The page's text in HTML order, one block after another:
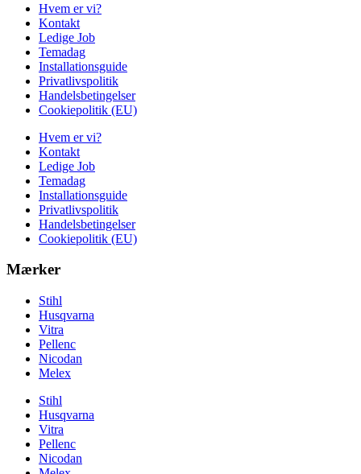
Hvem er vi?
Kontakt
Ledige Job
Temadag
Installationsguide
Privatlivspolitik
Handelsbetingelser
Cookiepolitik (EU)
Hvem er vi?
Kontakt
Ledige Job
Temadag
Installationsguide
Privatlivspolitik
Handelsbetingelser
Cookiepolitik (EU)
Mærker
Stihl
Husqvarna
Vitra
Pellenc
Nicodan
Melex
Stihl
Husqvarna
Vitra
Pellenc
Nicodan